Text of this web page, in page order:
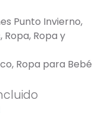
Punto Invierno,
, Ropa, Ropa y
, Ropa para Bebé